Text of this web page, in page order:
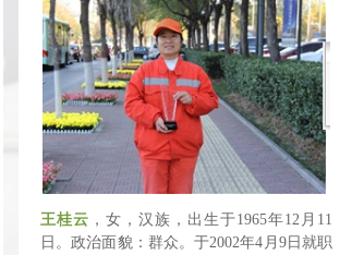
王桂云 ，女，汉族，出生于1965年12月11
日。政治面貌：群众。于2002年4月9日就职